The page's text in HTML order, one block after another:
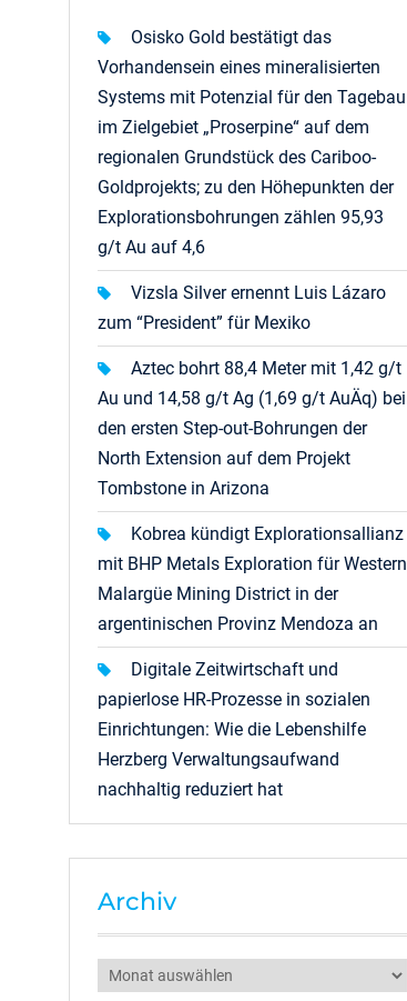
Osisko Gold bestätigt das
Vorhandensein eines mineralisierten
Systems mit Potenzial für den Tagebau
im Zielgebiet „Proserpine“ auf dem
regionalen Grundstück des Cariboo-
Goldprojekts; zu den Höhepunkten der
Explorationsbohrungen zählen 95,93
g/t Au auf 4,6
Vizsla Silver ernennt Luis Lázaro
zum “President” für Mexiko
Aztec bohrt 88,4 Meter mit 1,42 g/t
Au und 14,58 g/t Ag (1,69 g/t AuÄq) bei
den ersten Step-out-Bohrungen der
North Extension auf dem Projekt
Tombstone in Arizona
Kobrea kündigt Explorationsallianz
mit BHP Metals Exploration für Western
Malargüe Mining District in der
argentinischen Provinz Mendoza an
Digitale Zeitwirtschaft und
papierlose HR-Prozesse in sozialen
Einrichtungen: Wie die Lebenshilfe
Herzberg Verwaltungsaufwand
nachhaltig reduziert hat
Archiv
Archiv